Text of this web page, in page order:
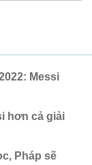
Messi
hơn cả giải
Pháp sẽ